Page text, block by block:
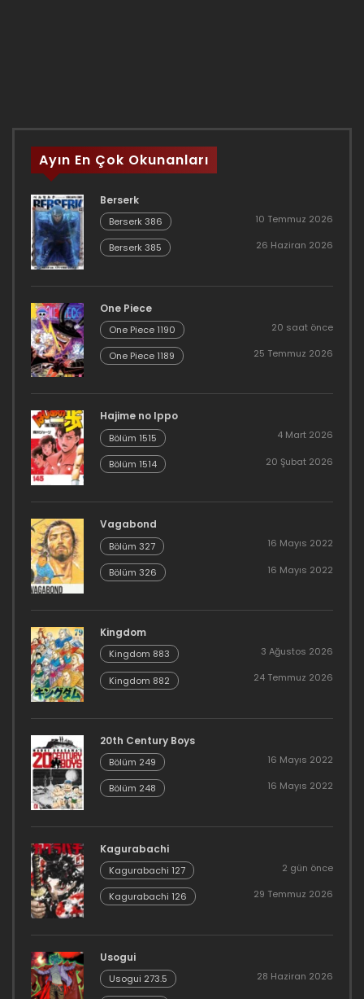
Ayın En Çok Okunanları
Berserk
Berserk 386 10 Temmuz 2026
Berserk 385 26 Haziran 2026
One Piece
One Piece 1190 20 saat önce
One Piece 1189 25 Temmuz 2026
Hajime no Ippo
Bölüm 1515 4 Mart 2026
Bölüm 1514 20 Şubat 2026
Vagabond
Bölüm 327 16 Mayıs 2022
Bölüm 326 16 Mayıs 2022
Kingdom
Kingdom 883 3 Ağustos 2026
Kingdom 882 24 Temmuz 2026
20th Century Boys
Bölüm 249 16 Mayıs 2022
Bölüm 248 16 Mayıs 2022
Kagurabachi
Kagurabachi 127 2 gün önce
Kagurabachi 126 29 Temmuz 2026
Usogui
Usogui 273.5 28 Haziran 2026